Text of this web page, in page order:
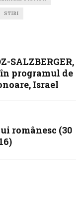
STIRI
SALZBERGER,
programul de
Israel
românesc (30